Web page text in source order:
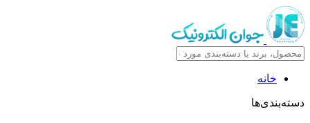
خانه
دسته‌بندی‌ها